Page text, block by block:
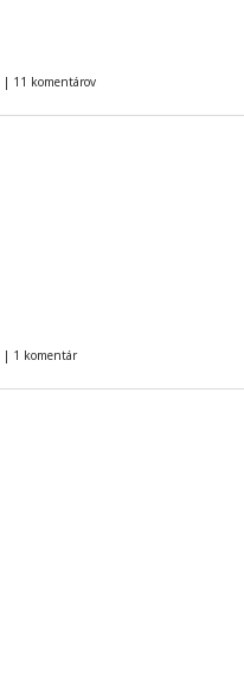
| 11 komentárov
| 1 komentár